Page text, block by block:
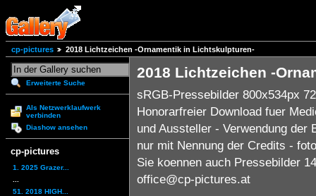
cp-pictures 2018 Lichtzeichen -Ornamentik in Lichtskulpturen-
Erweiterte Suche
Als Netzwerklaufwerk
verbinden
Diashow ansehen
cp-pictures
1. 2025 Grazer...
51. 2018 HIGH...
2018 Lichtzeichen -
sRGB-Pressebilder 800x534px
Honorarfreier Download fuer
und Aussteller - Verwendung der
nur mit Nennung der Credits -
Sie koennen auch Pressebilder
office@cp-pictures.at